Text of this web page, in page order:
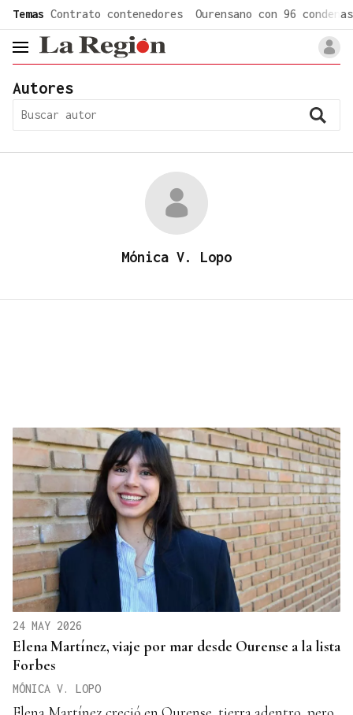
Temas Contrato contenedores Ourensano con 96 condenas
header.menu.open
Autores
Mónica V. Lopo
24 MAY 2026
Elena Martínez, viaje por mar desde Ourense a la lista
Forbes
MÓNICA V. LOPO